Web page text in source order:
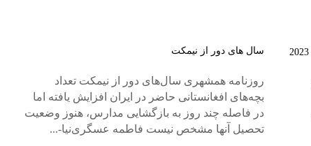
سال های دور از نیمکت
روزنامه همشهری سال‌های دور از نیمکت تعداد
بچه‌های افغانستانی حاضر در ایران افزایش یافته اما
در فاصله چند روز به بازگشایی مدارس، هنوز وضعیت
تحصیل آنها مشخص نیست فاطمه عسگری‌نیا-...